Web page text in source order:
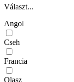
Választ...
Angol
Cseh
Francia
Olasz